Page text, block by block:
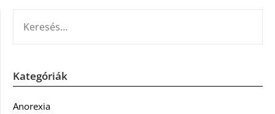
Kategóriák
Anorexia